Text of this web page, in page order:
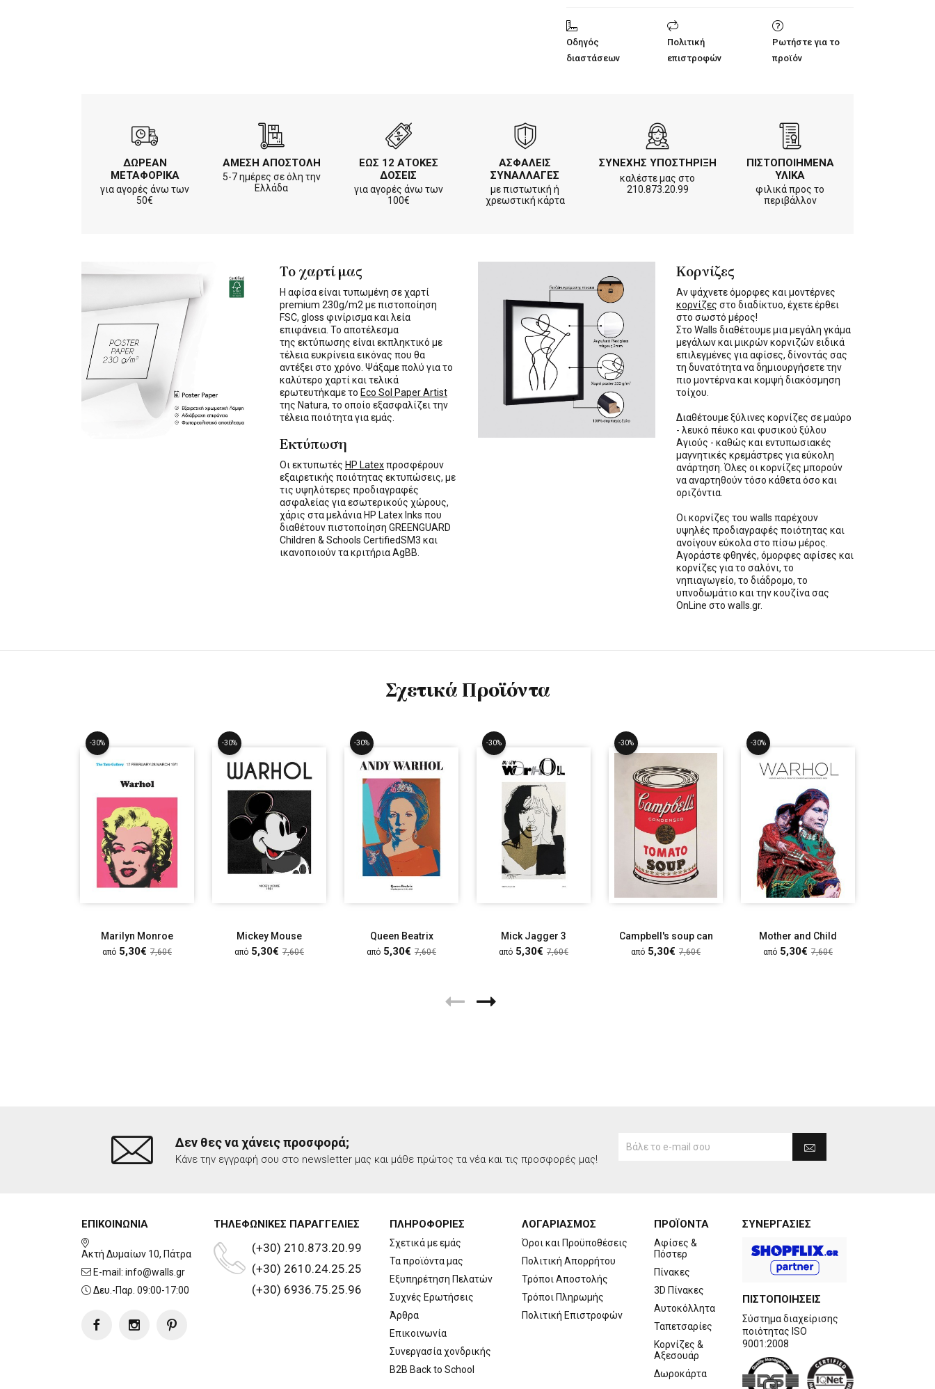
Οδηγός
διαστάσεων
Πολιτική
επιστροφών
Ρωτήστε για το
προϊόν
ΔΩΡΕΑΝ
ΜΕΤΑΦΟΡΙΚΑ
για αγορές άνω των
50€
ΑΜΕΣΗ ΑΠΟΣΤΟΛΗ
5-7 ημέρες σε όλη την
Ελλάδα
ΕΩΣ 12 ΑΤΟΚΕΣ
ΔΟΣΕΙΣ
για αγορές άνω των
100€
ΑΣΦΑΛΕΙΣ
ΣΥΝΑΛΛΑΓΕΣ
με πιστωτική ή
χρεωστική κάρτα
ΣΥΝΕΧΗΣ ΥΠΟΣΤΗΡΙΞΗ
καλέστε μας στο
210.873.20.99
ΠΙΣΤΟΠΟΙΗΜΕΝΑ
ΥΛΙΚΑ
φιλικά προς το
περιβάλλον
Το χαρτί μας
Η αφίσα είναι τυπωμένη σε χαρτί
premium 230g/m2 με πιστοποίηση
FSC, gloss φινίρισμα και λεία
επιφάνεια. Το αποτέλεσμα
της εκτύπωσης είναι εκπληκτικό με
τέλεια ευκρίνεια εικόνας που θα
αντέξει στο χρόνο. Ψάξαμε πολύ για το
καλύτερο χαρτί και τελικά
ερωτευτήκαμε το Eco Sol Paper Artist
της Natura, το οποίο εξασφαλίζει την
τέλεια ποιότητα για εμάς.
Εκτύπωση
Οι εκτυπωτές HP Latexπροσφέρουν
εξαιρετικής ποιότητας εκτυπώσεις, με
τις υψηλότερες προδιαγραφές
ασφαλείας για εσωτερικούς χώρους,
χάρις στα μελάνια HP Latex Inks που
διαθέτουν πιστοποίηση GREENGUARD
Children & Schools CertifiedSM3 και
ικανοποιούν τα κριτήρια AgBB.
Κορνίζες
Αν ψάχνετε όμορφες και μοντέρνες
κορνίζες στο διαδίκτυο, έχετε έρθει
στο σωστό μέρος!
Στο Walls διαθέτουμε μια μεγάλη γκάμα
μεγάλων και μικρών κορνιζών ειδικά
επιλεγμένες για αφίσες, δίνοντάς σας
τη δυνατότητα να δημιουργήσετε την
πιο μοντέρνα και κομψή διακόσμηση
τοίχου.
Διαθέτουμε ξύλινες κορνίζες σε μαύρο
- λευκό πέυκο και φυσικού ξύλου
Αγιούς - καθώς και εντυπωσιακές
μαγνητικές κρεμάστρες για εύκολη
ανάρτηση. Όλες οι κορνίζες μπορούν
να αναρτηθούν τόσο κάθετα όσο και
οριζόντια.
Οι κορνίζες του walls παρέχουν
υψηλές προδιαγραφές ποιότητας και
ανοίγουν εύκολα στο πίσω μέρος.
Αγοράστε φθηνές, όμορφες αφίσες και
κορνίζες για το σαλόνι, το
νηπιαγωγείο, το διάδρομο, το
υπνοδωμάτιο και την κουζίνα σας
OnLine στο walls.gr.
Σχετικά Προϊόντα
-30%
Marilyn Monroe
από 5,30€ 7,60€
-30%
Mickey Mouse
από 5,30€ 7,60€
-30%
Queen Βeatrix
από 5,30€ 7,60€
-30%
Mick Jagger 3
από 5,30€ 7,60€
-30%
Campbell's soup can
από 5,30€ 7,60€
-30%
Mother and Child
από 5,30€ 7,60€
Δεν θες να χάνεις προσφορά;
Κάνε την εγγραφή σου στο newsletter μας και μάθε πρώτος τα νέα και τις προσφορές μας!
ΕΠΙΚΟΙΝΩΝΙΑ
Ακτή Δυμαίων 10, Πάτρα
E-mail: info@walls.gr
Δευ.-Παρ. 09:00-17:00
ΤΗΛΕΦΩΝΙΚΕΣ ΠΑΡΑΓΓΕΛΙΕΣ
(+30) 210.873.20.99
(+30) 2610.24.25.25
(+30) 6936.75.25.96
ΠΛΗΡΟΦΟΡΙΕΣ
Σχετικά με εμάς
Τα προϊόντα μας
Εξυπηρέτηση Πελατών
Συχνές Ερωτήσεις
Άρθρα
Επικοινωνία
Συνεργασία χονδρικής
B2B Back to School
ΛΟΓΑΡΙΑΣΜΟΣ
Όροι και Προϋποθέσεις
Πολιτική Απορρήτου
Τρόποι Αποστολής
Τρόποι Πληρωμής
Πολιτική Επιστροφών
ΠΡΟΪΟΝΤΑ
Αφίσες &
Πόστερ
Πίνακες
3D Πίνακες
Αυτοκόλλητα
Ταπετσαρίες
Κορνίζες &
Αξεσουάρ
Δωροκάρτα
ΣΥΝΕΡΓΑΣΙΕΣ
ΠΙΣΤΟΠΟΙΗΣΕΙΣ
Σύστημα διαχείρισης
ποιότητας ISO
9001:2008